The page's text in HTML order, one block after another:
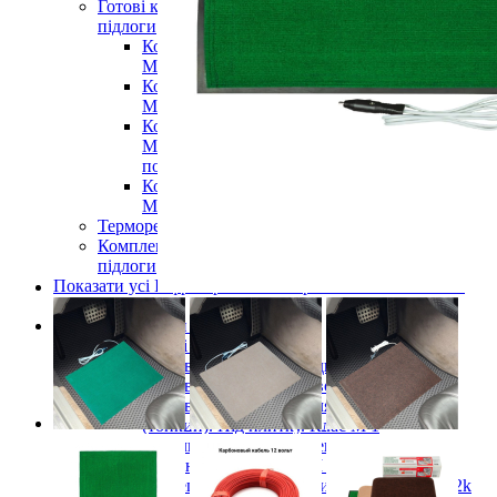
Готові комплекти теплої інфрачервоної плівкової
підлоги
Комплекти для монтажу теплої підлоги
Monocrystal під будь-які покриття
Комплекти для монтажу теплої підлоги
Monocrystal під плитку
Комплекти для монтажу теплої підлоги
Monocrystal (з терморегулятором) під будь-які
покриття
Комплекти для монтажу теплої підлоги
Monocrystal (з терморегулятором) під плитку
Терморегулятори для теплої підлоги
Комплектуючі для монтажу теплої електричної
підлоги
Показати усі Інфрачервона електрична плівкова тепла
підлога
Кабельні системи опалення
Нагрівальні кабелі
Нагрівальний кабель одножильний
Нагрівальний кабель двожильний
Нагрівальний кабель для теплої підлоги
(тонкий). Під плитку. Клас М 1
Кабельна електрична тепла підлога в
бетонну стяжку Клас М 2
Вуглецевий нагрівальний кабель 33Ом 12k